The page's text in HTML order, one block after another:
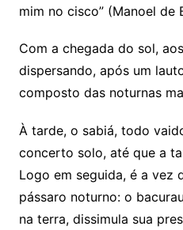
mim no cisco” (Manoel de
Com a chegada do sol,
dispersando, após um
composto das noturnas
À tarde, o sabiá, todo
concerto solo, até que a
Logo em seguida, é a vez
pássaro noturno: o
na terra, dissimula sua